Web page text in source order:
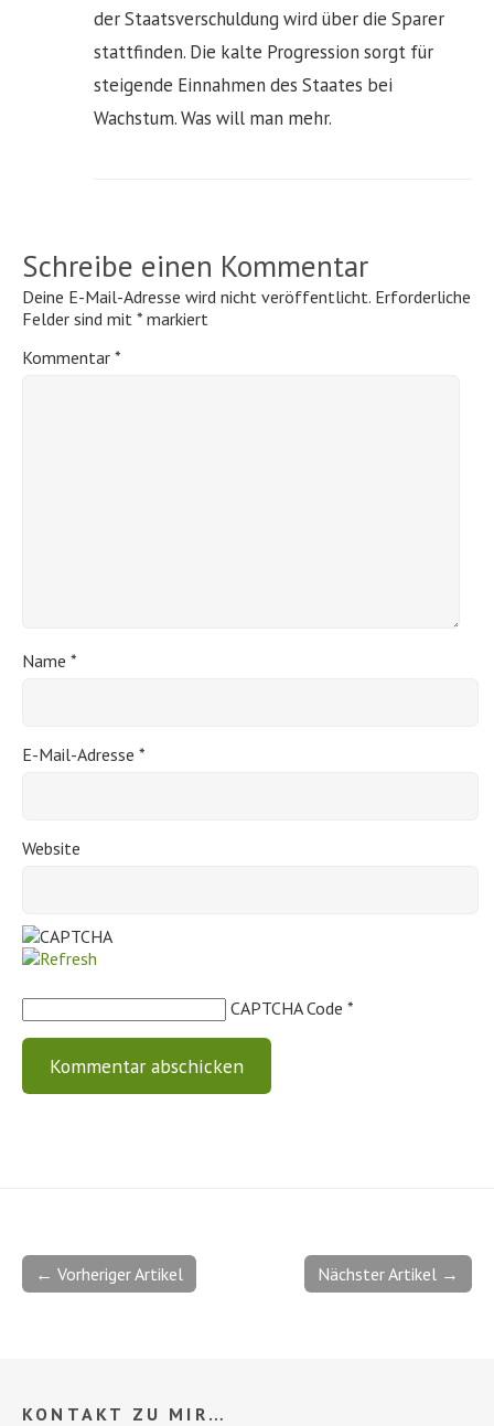
der Staatsverschuldung wird über die Sparer
stattfinden. Die kalte Progression sorgt für
steigende Einnahmen des Staates bei
Wachstum. Was will man mehr.
Schreibe einen Kommentar
Deine E-Mail-Adresse wird nicht veröffentlicht. Erforderliche
Felder sind mit * markiert
Kommentar *
Name *
E-Mail-Adresse *
Website
CAPTCHA Code *
Nächster Artikel →
← Vorheriger Artikel
KONTAKT ZU MIR…